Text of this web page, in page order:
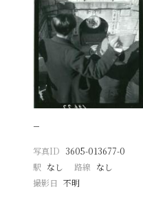
−
写真ID 3605-013677-0
駅 なし 路線 なし
撮影日
不明